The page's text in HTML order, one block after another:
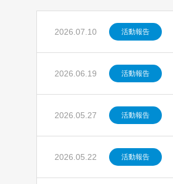
2026.07.10 活動報告
2026.06.19 活動報告
2026.05.27 活動報告
2026.05.22 活動報告